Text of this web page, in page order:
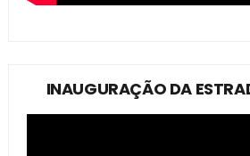
INAUGURAÇÃO DA